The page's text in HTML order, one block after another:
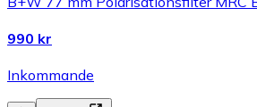
990 kr
Inkommande